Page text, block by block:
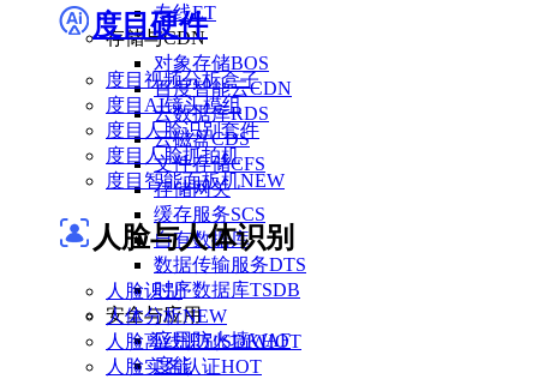
度目硬件
度目视频分析盒子
度目AI镜头模组
度目人脸识别套件
度目人脸抓拍机
度目智能面板机NEW
人脸与人体识别
人脸识别
人体分析NEW
人脸离线识别SDKHOT
人脸实名认证HOT
专线ET
存储与CDN
对象存储BOS
百度智能云CDN
云数据库RDS
云磁盘CDS
文件存储CFS
存储网关
缓存服务SCS
自有数据库
数据传输服务DTS
时序数据库TSDB
安全与应用
应用防火墙WAF
度能